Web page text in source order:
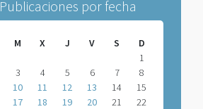
Publicaciones por fecha
M X J V S
D
1
3 4 5 6 7
8
10 11 12 13 14
15
17 18 19 20 21
22